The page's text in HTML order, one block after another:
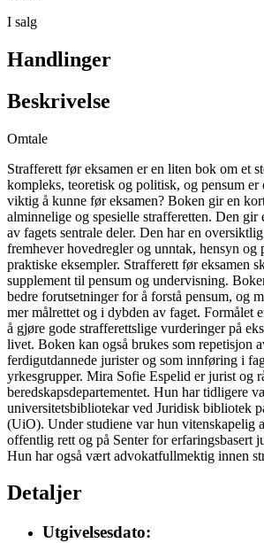
I salg
Handlinger
Beskrivelse
Omtale
Strafferett før eksamen er en liten bok om et
kompleks, teoretisk og politisk, og pensum er
viktig å kunne før eksamen? Boken gir en
alminnelige og spesielle strafferetten. Den
av fagets sentrale deler. Den har en
fremhever hovedregler og unntak, hensyn og
praktiske eksempler. Strafferett før eksamen
supplement til pensum og undervisning.
bedre forutsetninger for å forstå pensum, og
mer målrettet og i dybden av faget. Formålet
å gjøre gode strafferettslige vurderinger på
livet. Boken kan også brukes som repetisjon
ferdigutdannede jurister og som innføring i
yrkesgrupper. Mira Sofie Espelid er jurist og
beredskapsdepartementet. Hun har tidligere
universitetsbibliotekar ved Juridisk bibliotek
(UiO). Under studiene var hun vitenskapelig
offentlig rett og på Senter for erfaringsbasert
Hun har også vært advokatfullmektig innen
Detaljer
Utgivelsesdato: